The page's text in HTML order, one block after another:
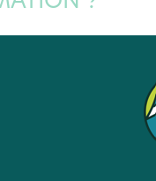
une « méthode », mais
s’adapter au public, à
la nature veut bien
, d’apporter un
que chaque sortie
terrain qui permettent